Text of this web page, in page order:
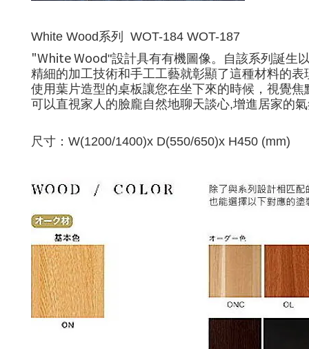
White Wood系列 WOT-184 WOT-187
"White Wood"設計具有有機圖像。 自該系列誕生
精細的加工技術和手工工藝就彰顯了這種材料的表
使用葉片造型的桌板讓您在坐下來的時候，視覺焦
可以直視家人的臉龐自然地聊天談心,增進居家的
尺寸： W(1200/1400)x D(550/650)x H450 (mm)